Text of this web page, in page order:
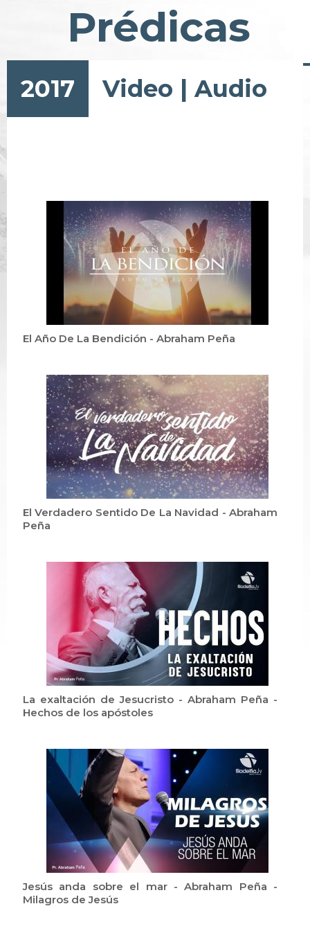
Prédicas
2017 Video | Audio
El Año De La Bendición - Abraham Peña
El Verdadero Sentido De La Navidad - Abraham
Peña
La exaltación de Jesucristo - Abraham Peña -
Hechos de los apóstoles
Jesús anda sobre el mar - Abraham Peña -
Milagros de Jesús
Paginación